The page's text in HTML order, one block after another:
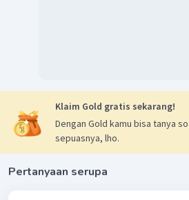
Klaim Gold gratis sekarang!
Dengan Gold kamu bisa tanya
sepuasnya, lho.
Pertanyaan serupa